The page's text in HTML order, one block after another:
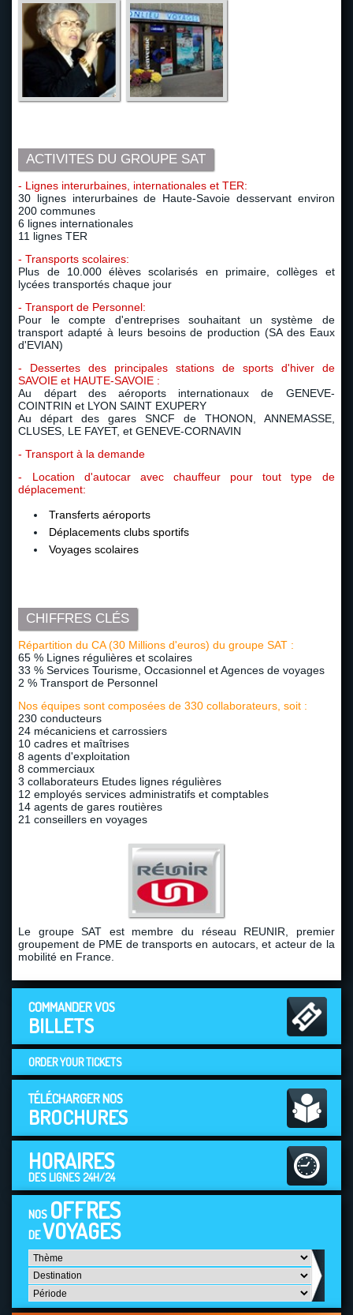
ACTIVITES DU GROUPE SAT
- Lignes interurbaines, internationales et TER:
30 lignes interurbaines de Haute-Savoie desservant environ
200 communes
6 lignes internationales
11 lignes TER
- Transports scolaires:
Plus de 10.000 élèves scolarisés en primaire, collèges et
lycées transportés chaque jour
- Transport de Personnel:
Pour le compte d'entreprises souhaitant un système de
transport adapté à leurs besoins de production (SA des Eaux
d'EVIAN)
- Dessertes des principales stations de sports d'hiver de
SAVOIE et HAUTE-SAVOIE :
Au départ des aéroports internationaux de GENEVE-
COINTRIN et LYON SAINT EXUPERY
Au départ des gares SNCF de THONON, ANNEMASSE,
CLUSES, LE FAYET, et GENEVE-CORNAVIN
- Transport à la demande
- Location d'autocar avec chauffeur pour tout type de
déplacement:
Transferts aéroports
Déplacements clubs sportifs
Voyages scolaires
CHIFFRES CLÉS
Répartition du CA (30 Millions d'euros) du groupe SAT :
65 % Lignes régulières et scolaires
33 % Services Tourisme, Occasionnel et Agences de voyages
2 % Transport de Personnel
Nos équipes sont composées de 330 collaborateurs, soit :
230 conducteurs
24 mécaniciens et carrossiers
10 cadres et maîtrises
8 agents d'exploitation
8 commerciaux
3 collaborateurs Etudes lignes régulières
12 employés services administratifs et comptables
14 agents de gares routières
21 conseillers en voyages
Le groupe SAT est membre du réseau REUNIR, premier
groupement de PME de transports en autocars, et acteur de la
mobilité en France.
COMMANDER VOS
BILLETS
ORDER YOUR TICKETS
TÉLÉCHARGER NOS
BROCHURES
HORAIRES
DES LIGNES 24H/24
NOS OFFRES
DEVOYAGES